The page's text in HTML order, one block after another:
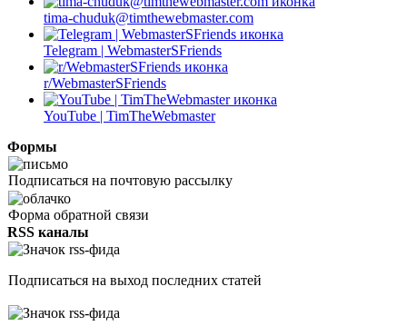
tima-chuduk@timthewebmaster.com
Telegram | WebmasterSFriends
r/WebmasterSFriends
YouTube | TimTheWebmaster
Формы
Подписаться на почтовую рассылку
Форма обратной связи
RSS каналы
Подписаться на выход последних статей